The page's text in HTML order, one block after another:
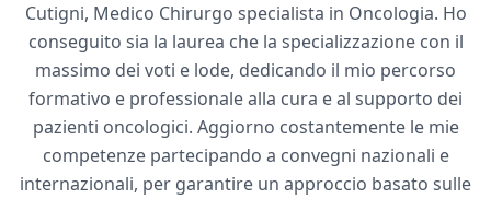
Cutigni, Medico Chirurgo specialista in Oncologia. Ho
conseguito sia la laurea che la specializzazione con il
massimo dei voti e lode, dedicando il mio percorso
formativo e professionale alla cura e al supporto dei
pazienti oncologici. Aggiorno costantemente le mie
competenze partecipando a convegni nazionali e
internazionali, per garantire un approccio basato sulle